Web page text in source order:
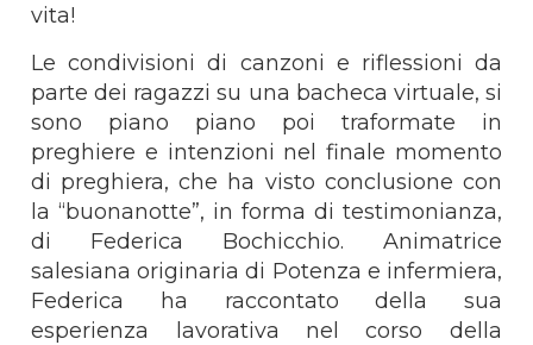
vita!
Le condivisioni di canzoni e riflessioni da
parte dei ragazzi su una bacheca virtuale, si
sono piano piano poi traformate in
preghiere e intenzioni nel finale momento
di preghiera, che ha visto conclusione con
la “buonanotte”, in forma di testimonianza,
di Federica Bochicchio. Animatrice
salesiana originaria di Potenza e infermiera,
Federica ha raccontato della sua
esperienza lavorativa nel corso della